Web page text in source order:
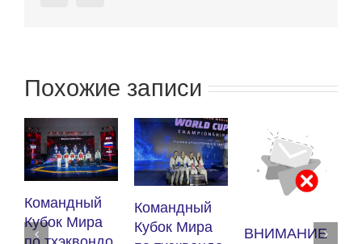
Похожие записи
Командный
Кубок Мира
Командный
Кубок Мира
ВНИМАНИЕ